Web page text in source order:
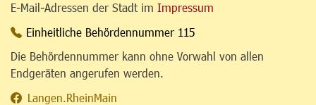
E-Mail-Adressen der Stadt im Impressum
Einheitliche Behördennummer 115
Die Behördennummer kann ohne Vorwahl von allen
Endgeräten angerufen werden.
Langen.RheinMain